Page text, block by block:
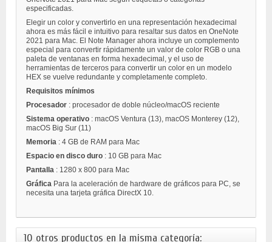
especificadas.
Elegir un color y convertirlo en una representación hexadecimal
ahora es más fácil e intuitivo para resaltar sus datos en OneNote
2021 para Mac. El Note Manager ahora incluye un complemento
especial para convertir rápidamente un valor de color RGB o una
paleta de ventanas en forma hexadecimal, y el uso de
herramientas de terceros para convertir un color en un modelo
HEX se vuelve redundante y completamente completo.
Requisitos mínimos
Procesador : procesador de doble núcleo/macOS reciente
Sistema operativo : macOS Ventura (13), macOS Monterey (12),
macOS Big Sur (11)
Memoria : 4 GB de RAM para Mac
Espacio en disco duro : 10 GB para Mac
Pantalla : 1280 x 800 para Mac
Gráfica Para la aceleración de hardware de gráficos para PC, se
necesita una tarjeta gráfica DirectX 10.
10 otros productos en la misma categoría: